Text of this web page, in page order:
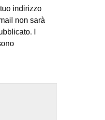
SEARCH
tuo indirizzo
non sarà